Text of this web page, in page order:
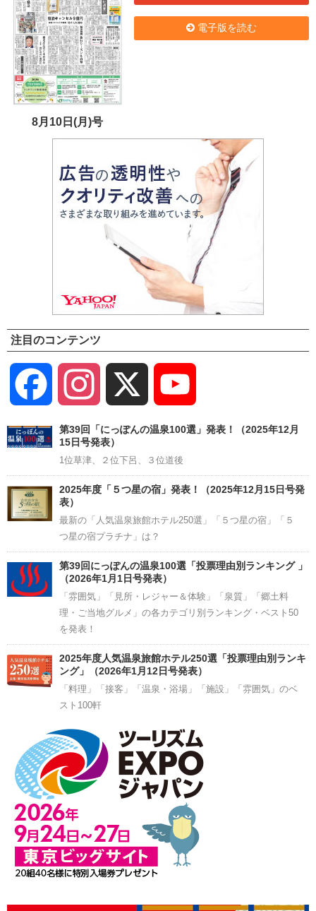
8月10日(月)号
電子版を読む
注目のコンテンツ
Facebook Instagram
Channel
第39回「にっぽんの温泉100選」発表！（2025年12月
15日号発表）
1位草津、２位下呂、３位道後
2025年度「５つ星の宿」発表！（2025年12月15日号発
表）
最新の「人気温泉旅館ホテル250選」「５つ星の宿」「５
つ星の宿プラチナ」は？
第39回にっぽんの温泉100選「投票理由別ランキング 」
（2026年1月1日号発表）
「雰囲気」「見所・レジャー＆体験」「泉質」「郷土料
理・ご当地グルメ」の各カテゴリ別ランキング・ベスト50
を発表！
2025年度人気温泉旅館ホテル250選「投票理由別ランキ
ング」（2026年1月12日号発表）
「料理」「接客」「温泉・浴場」「施設」「雰囲気」のベ
スト100軒